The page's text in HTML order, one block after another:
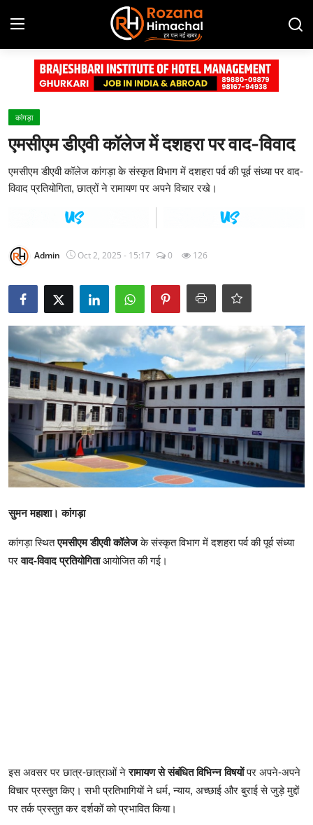
Login Register
Home
Contact
Advertisement Gallery
हिमाचल प्रदेश
देश
दुनिया
टेक्नोलॉजी
Business
खेल
राजनीति
नौकरियां
हिमाचली व्यंजन
कांगड़ा
एमसीएम डीएवी कॉलेज में दशहरा पर वाद-विवाद
एमसीएम डीएवी कॉलेज कांगड़ा के संस्कृत विभाग में दशहरा पर्व की पूर्व संध्या पर वाद-
विवाद प्रतियोगिता, छात्रों ने रामायण पर अपने विचार रखे।
Admin Oct 2, 2025 - 15:17 0 126
सुमन महाशा। कांगड़ा
कांगड़ा स्थितएमसीएम डीएवी कॉलेजके संस्कृत विभाग में दशहरा पर्व की पूर्व संध्या
परवाद-विवाद प्रतियोगिताआयोजित की गई।
इस अवसर पर छात्र-छात्राओं नेरामायण से संबंधित विभिन्न विषयोंपर अपने-अपने
विचार प्रस्तुत किए। सभी प्रतिभागियों ने धर्म, न्याय, अच्छाई और बुराई से जुड़े मुद्दों
पर तर्क प्रस्तुत कर दर्शकों को प्रभावित किया।